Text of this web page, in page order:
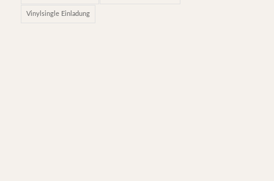
Vinylsingle Einladung